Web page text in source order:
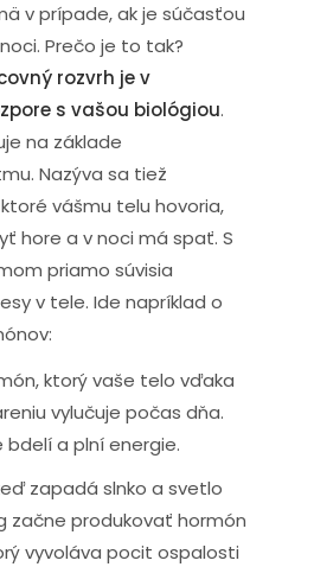
v prípade, ak je súčasťou
Prečo je to tak?
rozvrh je v
s vašou biológiou.
na základe
Nazýva sa tiež
vášmu telu hovoria,
hore a v noci má spať. S
priamo súvisia
v tele. Ide napríklad o
ktorý vaše telo vďaka
vylučuje počas dňa.
a plní energie.
zapadá slnko a svetlo
začne produkovať hormón
vyvoláva pocit ospalosti